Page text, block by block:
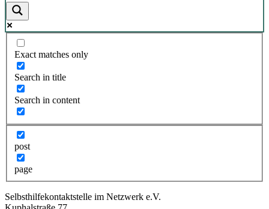
Exact matches only
Search in title
Search in content
post
page
Selbsthilfekontaktstelle im Netzwerk e.V.